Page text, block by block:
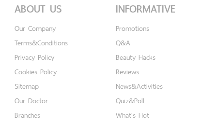
ABOUT US
Our Company
Terms&Conditions
Privacy Policy
Cookies Policy
Sitemap
Our Doctor
Branches
INFORMATIVE
Promotions
Q&A
Beauty Hacks
Reviews
News&Activities
Quiz&Poll
What's Hot